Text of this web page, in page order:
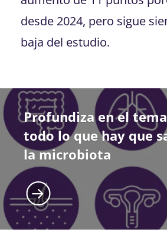
desde 2024, pero sigue
baja del estudio.
Profundiza en el
todo lo que hay que
la microbiota